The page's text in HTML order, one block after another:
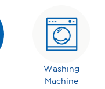
Washing
Machine